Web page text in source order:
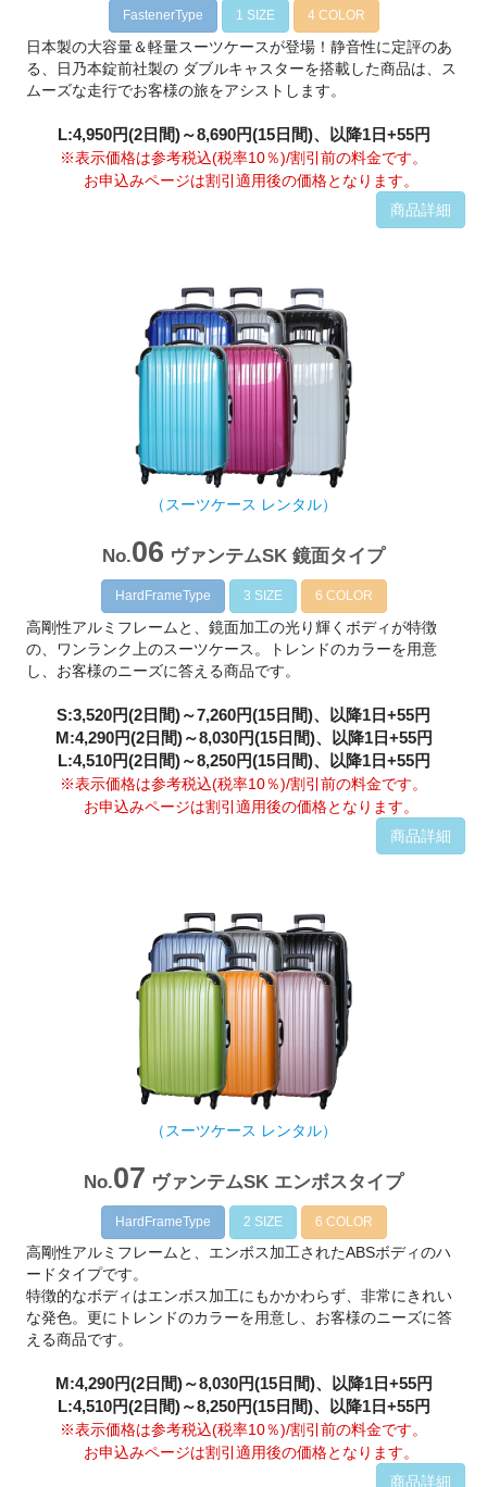
FastenerType 1 SIZE 4 COLOR
日本製の大容量＆軽量スーツケースが登場！静音性に定評のあ
る、日乃本錠前社製の ダブルキャスターを搭載した商品は、ス
ムーズな走行でお客様の旅をアシストします。
L:4,950円(2日間)～8,690円(15日間)、以降1日+55円
※表示価格は参考税込(税率10％)/割引前の料金です。
お申込みページは割引適用後の価格となります。
商品詳細
（スーツケース レンタル）
No.06 ヴァンテムSK 鏡面タイプ
HardFrameType 3 SIZE 6 COLOR
高剛性アルミフレームと、鏡面加工の光り輝くボディが特徴
の、ワンランク上のスーツケース。トレンドのカラーを用意
し、お客様のニーズに答える商品です。
S:3,520円(2日間)～7,260円(15日間)、以降1日+55円
M:4,290円(2日間)～8,030円(15日間)、以降1日+55円
L:4,510円(2日間)～8,250円(15日間)、以降1日+55円
※表示価格は参考税込(税率10％)/割引前の料金です。
お申込みページは割引適用後の価格となります。
商品詳細
（スーツケース レンタル）
No.07 ヴァンテムSK エンボスタイプ
HardFrameType 2 SIZE 6 COLOR
高剛性アルミフレームと、エンボス加工されたABSボディのハ
ードタイプです。
特徴的なボディはエンボス加工にもかかわらず、非常にきれい
な発色。更にトレンドのカラーを用意し、お客様のニーズに答
える商品です。
M:4,290円(2日間)～8,030円(15日間)、以降1日+55円
L:4,510円(2日間)～8,250円(15日間)、以降1日+55円
※表示価格は参考税込(税率10％)/割引前の料金です。
お申込みページは割引適用後の価格となります。
商品詳細